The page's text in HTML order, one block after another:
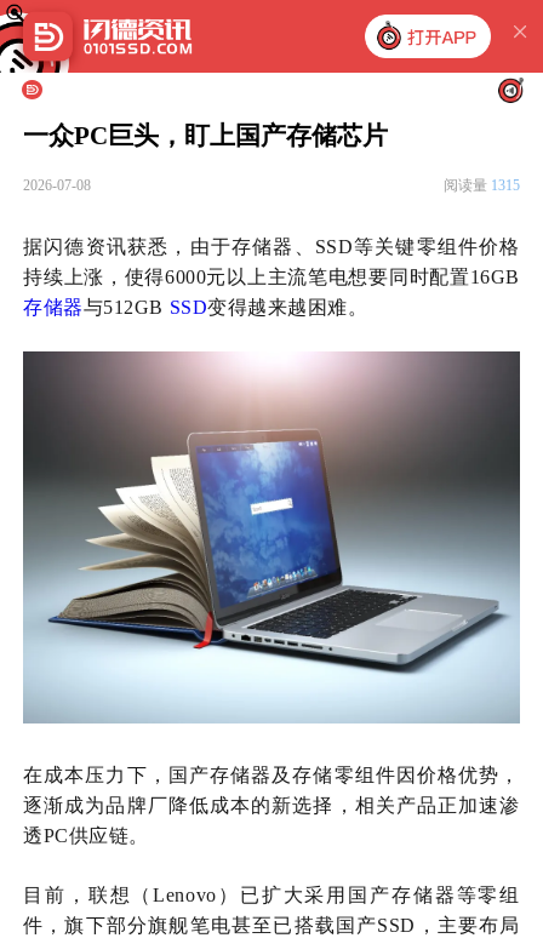
一众PC巨头，盯上国产存储芯片
2026-07-08 阅读量 1315
据闪德资讯获悉，由于存储器、 SSD等关键零组件价格
持续上涨，使得6000元 以上主流笔电想要同时配置16GB
存储器与512GB SSD变得越来越困难。
在成本压力下， 国产存储器及存储零组件因价格优势，
逐渐成为品牌厂降低成本的新选择，相关产品正加速渗
透PC供应链。
目前，联想（Lenovo）已扩大采用 国产存储器等零组
件，旗下部分旗舰笔电甚至已搭载 国产SSD，主要布局